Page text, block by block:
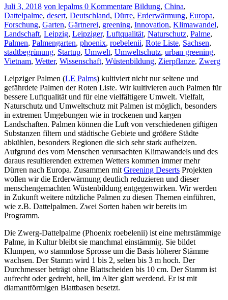
Juli 3, 2018 von lepalms 0 Kommentare Bildung, China,
Dattelpalme, desert, Deutschland, Dürre, Erderwärmung, Europa,
Forschung, Garten, Gärtnerei, greening, Innovation, Klimawandel,
Landschaft, Leipzig, Leipziger, Luftqualität, Naturschutz, Palme,
Palmen, Palmengarten, phoenix, roebelenii, Rote Liste, Sachsen,
stadtbegrünung, Startup, Umwelt, Umweltschutz, urban greening,
Vietnam, Wetter, Wissenschaft, Wüstenbildung, Zierpflanze, Zwerg
Leipziger Palmen (LE Palms) kultiviert nicht nur seltene und
gefährdete Palmen der Roten Liste. Wir kultivieren auch Palmen für
bessere Luftqualität und für eine vielfältigere Umwelt. Vielfalt,
Naturschutz und Umweltschutz mit Palmen ist möglich, besonders
in extremen Umgebungen wie in trockenen und kargen
Landschaften. Palmen können die Luft von verschiedenen giftigen
Substanzen filtern und städtische Gebiete und größere Städte
abkühlen, besonders Regionen die sich sehr stark aufheizen.
Aufgrund des vom Menschen verursachten Klimawandels und des
daraus resultierenden extremen Wetters kommen immer mehr
Dürren nach Europa. Zusammen mit Greening Deserts Projekten
wollen wir die Erderwärmung deutlich reduzieren und dieser
menschengemachten Wüstenbildung entgegenwirken. Wir werden
in Zukunft weitere nützliche Palmen zu diesen Themen einführen,
wie z.B. Dattelpalmen. Zwei Sorten haben wir bereits im
Programm.
Die Zwerg-Dattelpalme (Phoenix roebelenii) ist eine mehrstämmige
Palme, in Kultur bleibt sie manchmal einstämmig. Sie bildet
Klumpen, wo stammlose Sprosse um die Basis höherer Stämme
wachsen. Der Stamm wird 1 bis 2, selten bis 3 m hoch. Der
Durchmesser beträgt ohne Blattscheiden bis 10 cm. Der Stamm ist
aufrecht oder gedreht, hell, im Alter glatt werdend. Er ist mit
diamantförmigen Blattbasen besetzt.